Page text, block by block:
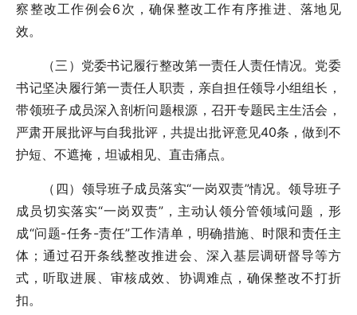
察整改工作例会6次，确保整改工作有序推进、落地见
效。
（三）党委书记履行整改第一责任人责任情况。党委
书记坚决履行第一责任人职责，亲自担任领导小组组长，
带领班子成员深入剖析问题根源，召开专题民主生活会，
严肃开展批评与自我批评，共提出批评意见40条，做到不
护短、不遮掩，坦诚相见、直击痛点。
（四）领导班子成员落实“一岗双责”情况。领导班子
成员切实落实“一岗双责”，主动认领分管领域问题，形
成“问题-任务-责任”工作清单，明确措施、时限和责任主
体；通过召开条线整改推进会、深入基层调研督导等方
式，听取进展、审核成效、协调难点，确保整改不打折
扣。